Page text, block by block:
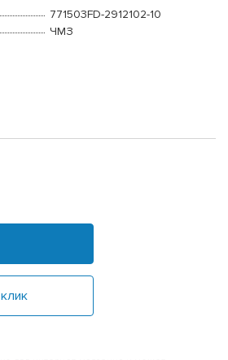
771503FD-2912102-10
ЧМЗ